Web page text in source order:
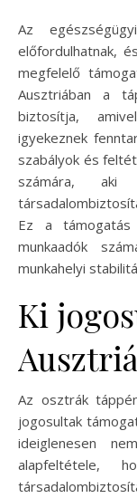
Az egészségügyi problémák bármikor és bárkinél
előfordulhatnak,
megfelelő
Ausztriában a
biztosítja,
igyekeznek
szabályok és
számára,
Ez a támogatás
munkaadók
munkahelyi
Ki
Az osztrák
jogosultak
ideiglenesen
alapfeltétele,